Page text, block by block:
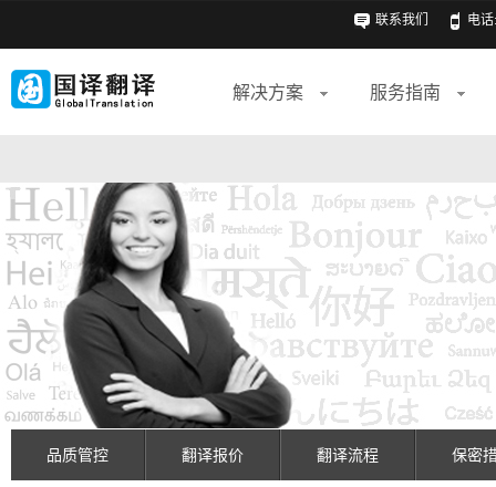
联系我们 电话
解决方案 服务指南
品质管控 翻译报价 翻译流程 保密